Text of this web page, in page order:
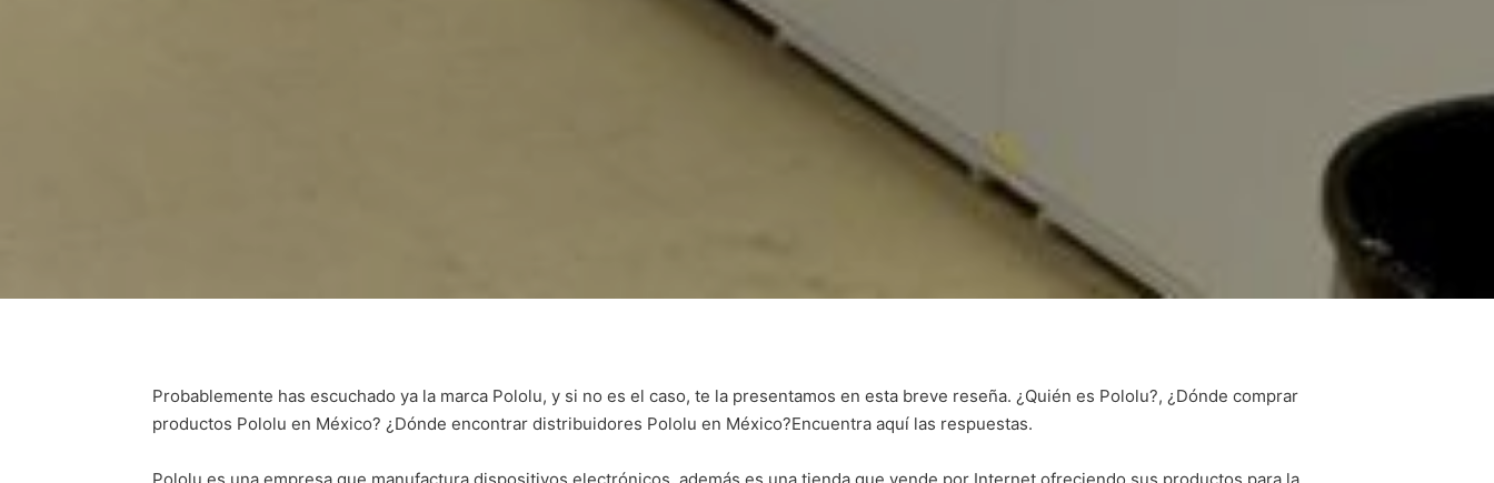
Probablemente has escuchado ya la marca Pololu, y si no es el caso, te la presentamos en esta breve reseña. ¿Quién es Pololu?, ¿Dónde comprar
productos Pololu en México? ¿Dónde encontrar distribuidores Pololu en México?Encuentra aquí las respuestas.